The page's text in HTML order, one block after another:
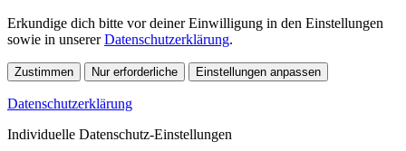
Erkundige dich bitte vor deiner Einwilligung in den Einstellungen
sowie in unsererDatenschutzerklärung.
Zustimmen Nur erforderliche Einstellungen anpassen
Datenschutzerklärung
Individuelle Datenschutz-Einstellungen